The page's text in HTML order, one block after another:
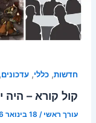
חדשות, כללי, עדכונים,
קול קורא – היה יהיה
עורך ראשי/ 18 בינואר 2026